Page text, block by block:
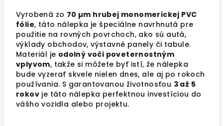
Vyrobená zo 70 µm hrubej monomerickej PVC
fólie, táto nálepka je špeciálne navrhnutá pre
použitie na rovných povrchoch, ako sú autá,
výklady obchodov, výstavné panely či tabule.
Materiál je odolný voči poveternostným
vplyvom, takže si môžete byť istí, že nálepka
bude vyzerať skvele nielen dnes, ale aj po rokoch
používania. S garantovanou životnosťou 3 až 5
rokov je táto nálepka perfektnou investíciou do
vášho vozidla alebo projektu.